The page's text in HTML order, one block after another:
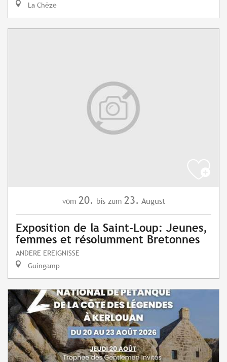
La Chèze
vom 20. bis zum 23. August
Exposition de la Saint-Loup: Jeunes,
femmes et résolumment Bretonnes
ANDERE EREIGNISSE
Guingamp